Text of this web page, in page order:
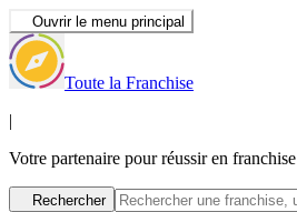
Ouvrir le menu principal
Toute la Franchise
|
Votre partenaire pour réussir en franchise
Rechercher